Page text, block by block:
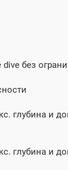
без
глубина и
глубина и